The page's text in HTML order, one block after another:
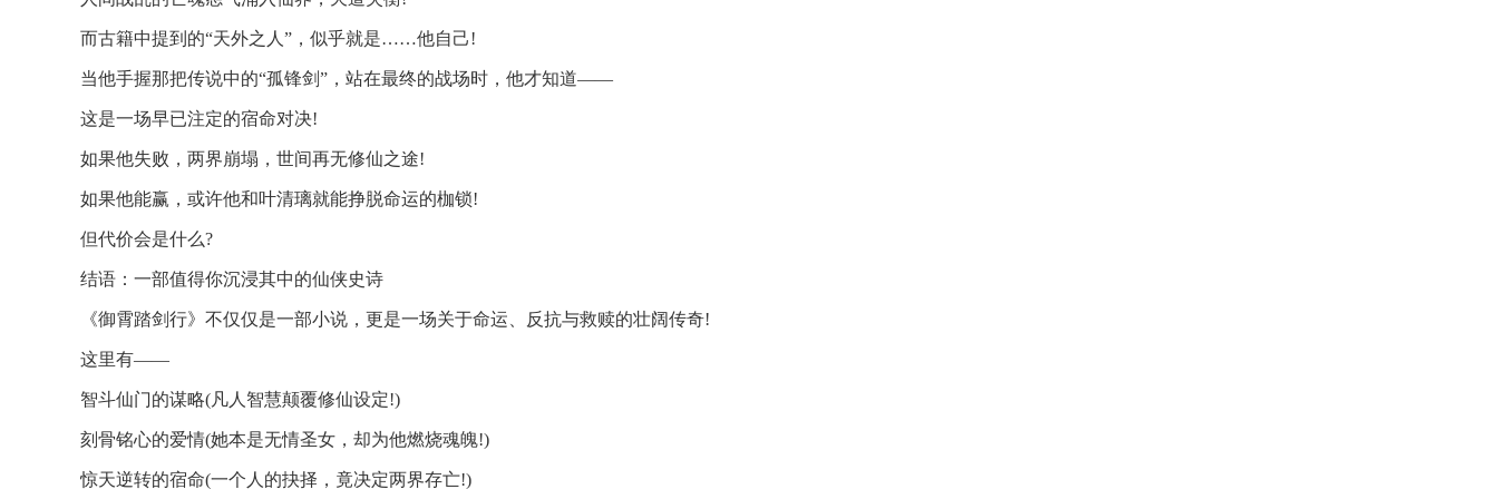
而古籍中提到的“天外之人”，似乎就是……他自己!
当他手握那把传说中的“孤锋剑”，站在最终的战场时，他才知道——
这是一场早已注定的宿命对决!
如果他失败，两界崩塌，世间再无修仙之途!
如果他能赢，或许他和叶清璃就能挣脱命运的枷锁!
但代价会是什么?
结语：一部值得你沉浸其中的仙侠史诗
《御霄踏剑行》不仅仅是一部小说，更是一场关于命运、反抗与救赎的壮阔传奇!
这里有——
智斗仙门的谋略(凡人智慧颠覆修仙设定!)
刻骨铭心的爱情(她本是无情圣女，却为他燃烧魂魄!)
惊天逆转的宿命(一个人的抉择，竟决定两界存亡!)